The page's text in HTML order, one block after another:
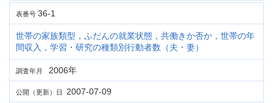
表番号 36-1
世帯の家族類型，ふだんの就業状態，共働きか否か，世帯の年
間収入，学習・研究の種類別行動者数（夫・妻）
調査年月 2006年
公開（更新）日 2007-07-09